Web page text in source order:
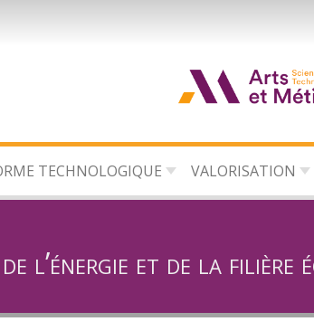
TECHNOLOGIQUE VALORISATION
l’énergie et de la filière